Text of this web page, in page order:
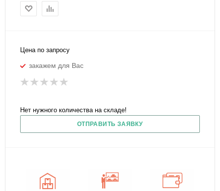
Цена по запросу
закажем для Вас
Нет нужного количества на складе!
ОТПРАВИТЬ ЗАЯВКУ